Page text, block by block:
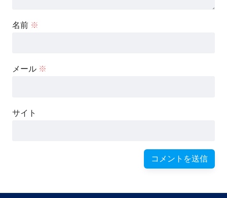
名前 ※
メール ※
サイト